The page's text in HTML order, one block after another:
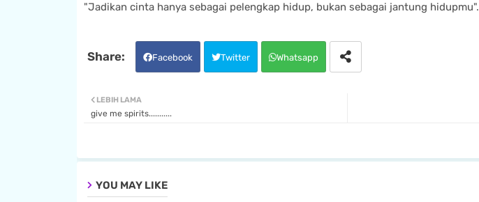
"Jadikan cinta hanya sebagai pelengkap hidup, bukan sebagai jantung hidupmu".
Facebook Twitter Whatsapp
LEBIH LAMA
give me spirits...........
YOU MAY LIKE